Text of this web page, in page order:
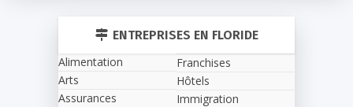
ENTREPRISES EN FLORIDE
Alimentation
Arts
Assurances
Franchises
Hôtels
Immigration